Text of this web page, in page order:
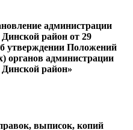
администрации
район от 29
утверждении Положений
органов администрации
район»
выписок, копий